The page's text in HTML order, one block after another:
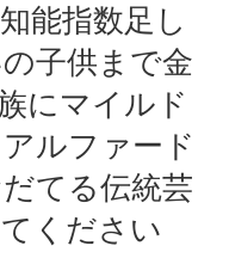
能指数足し
子供まで金
にマイルド
ルファード
てる伝統芸
ください